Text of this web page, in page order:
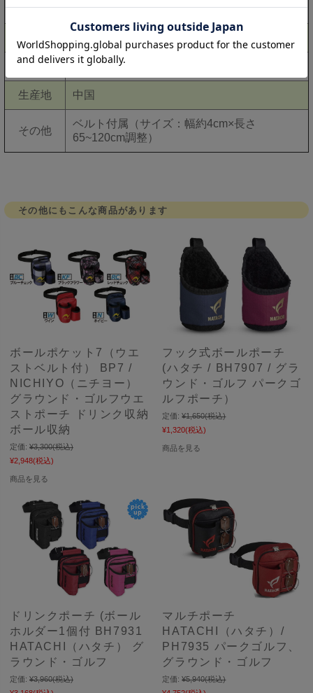
サイズ 約高さ15×高さ23×厚さ7.5cm
重量 約85g
生産地 中国
その他
ベルト付属（サイズ：幅約4cm×長さ
65~120cm調整）
その他にもこんな商品があります
ボールポケット7（ウエ
ストベルト付） BP7 /
NICHIYO（ニチヨー）
グラウンド・ゴルフウエ
ストポーチ ドリンク収納
ボール収納
定価: ¥3,300(税込)
¥2,948(税込)
商品を見る
フック式ボールポーチ
(ハタチ / BH7907 / グラ
ウンド・ゴルフ パークゴ
ルフポーチ）
定価: ¥1,650(税込)
¥1,320(税込)
商品を見る
ドリンクポーチ (ボール
ホルダー1個付 BH7931
HATACHI（ハタチ） グ
ラウンド・ゴルフ
定価: ¥3,960(税込)
マルチポーチ
HATACHI（ハタチ）/
PH7935 パークゴルフ、
グラウンド・ゴルフ
定価: ¥5,940(税込)